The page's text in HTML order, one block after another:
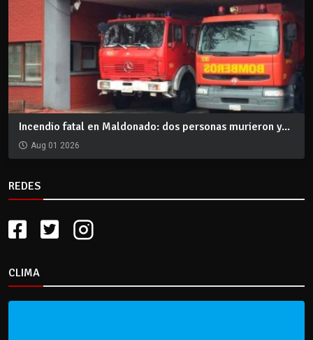
Incendio fatal en Maldonado: dos personas murieron y...
Aug 01 2026
REDES
CLIMA